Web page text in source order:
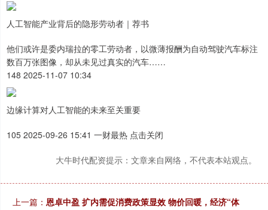
人工智能产业背后的隐形劳动者｜荐书
他们或许是委内瑞拉的零工劳动者，以微薄报酬为自动驾驶汽车标注
数百万张图像，却从未见过真实的汽车……
148 2025-11-07 10:34
边缘计算对人工智能的未来至关重要
105 2025-09-26 15:41 一财最热 点击关闭
大牛时代配资提示：文章来自网络，不代表本站观点。
上一篇： 恩卓中盈 扩内需促消费政策显效 物价回暖，经济“体